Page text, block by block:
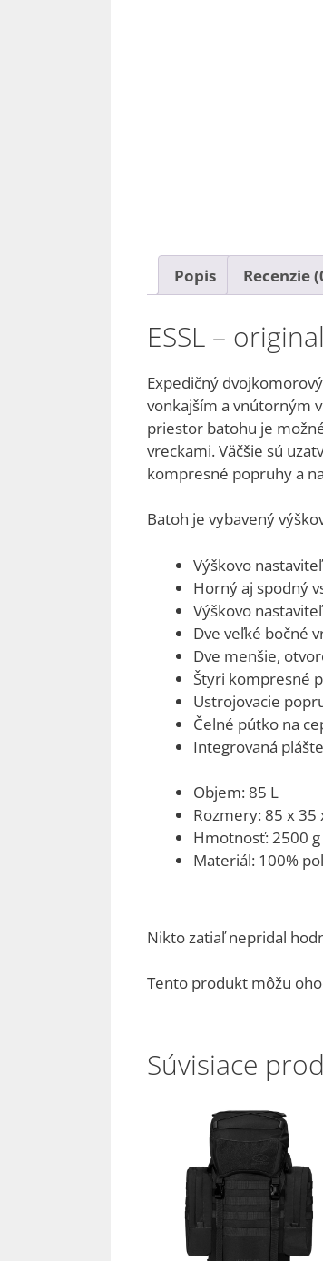
Popis Recenzie
ESSL –
Expedičný
vonkajším a vnútorným
priestor batohu je
vreckami. Väčšie sú
kompresné popruhy a
Batoh je vybavený
Výškovo
Horný aj spodný
Výškovo
Dve veľké bočné
Dve menšie,
Štyri kompresné
Ustrojovacie
Čelné pútko na
Integrovaná
Objem: 85 L
Rozmery: 85 x 35
Hmotnosť: 2500 g
Materiál: 100%
Nikto zatiaľ nepridal
Tento produkt môžu
Súvisiace